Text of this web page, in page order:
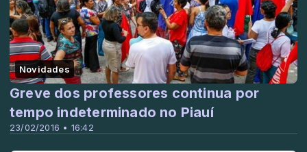
Novidades
23/02/2016 • 16:42
Greve dos professores continua por
tempo indeterminado no Piauí